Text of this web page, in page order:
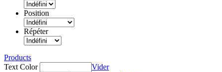
Position
Répéter
Products
Text Color
Vider